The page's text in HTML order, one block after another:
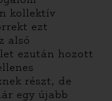
kollektív
ezt
alsó
ezután hozott
részt, de
egy újabb